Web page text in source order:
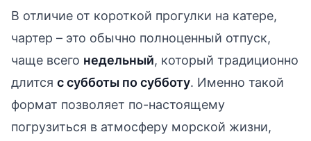
В отличие от короткой прогулки на катере,
чартер – это обычно полноценный отпуск,
чаще всего недельный, который традиционно
длится с субботы по субботу. Именно такой
формат позволяет по-настоящему
погрузиться в атмосферу морской жизни,